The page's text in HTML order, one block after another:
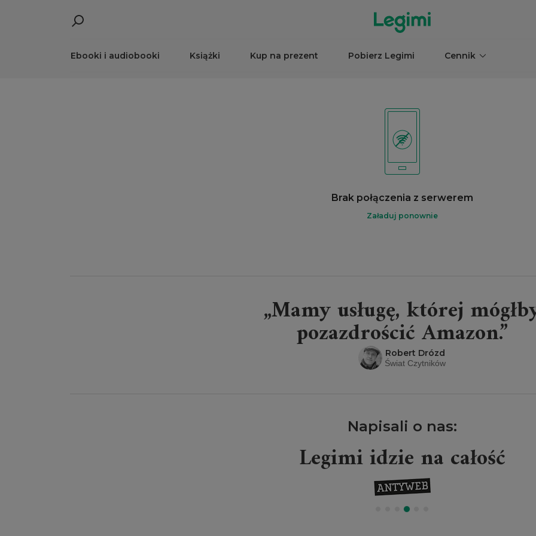
Ebooki i audiobooki Książki Kup na prezent Pobierz Legimi Cennik
Brak połączenia z serwerem
Załaduj ponownie
„Mamy usługę, której
pozazdrościć Amazon.”
Robert Drózd
Świat Czytników
Napisali o nas:
Legimi idzie na całość